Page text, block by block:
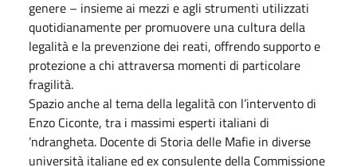
genere – insieme ai mezzi e agli strumenti utilizzati
quotidianamente per promuovere una cultura della
legalità e la prevenzione dei reati, offrendo supporto e
protezione a chi attraversa momenti di particolare
fragilità.
Spazio anche al tema della legalità con l’intervento di
Enzo Ciconte, tra i massimi esperti italiani di
’ndrangheta. Docente di Storia delle Mafie in diverse
università italiane ed ex consulente della Commissione